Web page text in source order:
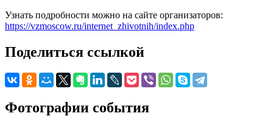
Узнать подробности можно на сайте организаторов:
https://vzmoscow.ru/internet_zhivotnih/index.php
Поделиться ссылкой
Фотографии события